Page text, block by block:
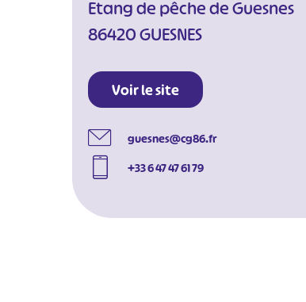
Etang de pêche de Guesnes
86420 GUESNES
Voir le site
guesnes@cg86.fr
+33 6 47 47 61 79